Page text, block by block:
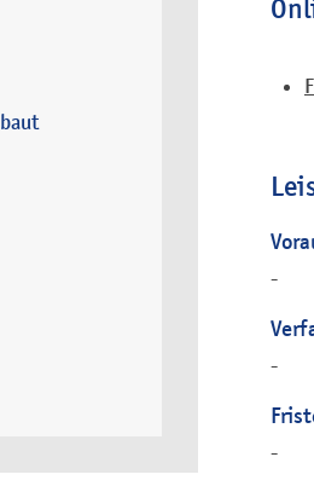
-
-
-